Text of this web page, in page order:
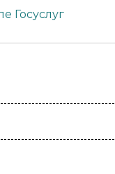
Госуслуг